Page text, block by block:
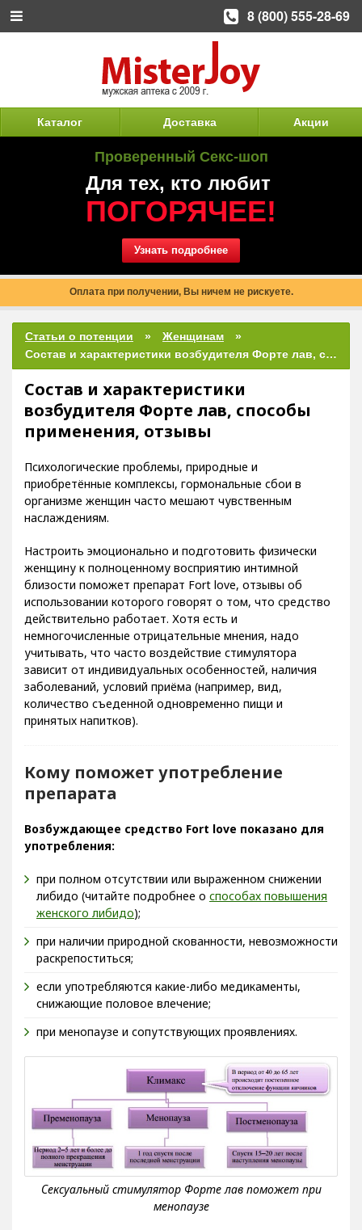
Каталог Доставка Акции
Проверенный Секс-шоп
Для тех, кто любит
ПОГОРЯЧЕЕ!
Узнать подробнее
Оплата при получении, Вы ничем не рискуете.
Статьи о потенции
Женщинам
Состав и характеристики возбудителя Форте лав, способы применения, отзывы
Состав и характеристики
возбудителя Форте лав, способы
применения, отзывы
Психологические проблемы, природные и
приобретённые комплексы, гормональные сбои в
организме женщин часто мешают чувственным
наслаждениям.
Настроить эмоционально и подготовить физически
женщину к полноценному восприятию интимной
близости поможет препарат Fort love, отзывы об
использовании которого говорят о том, что средство
действительно работает. Хотя есть и
немногочисленные отрицательные мнения, надо
учитывать, что часто воздействие стимулятора
зависит от индивидуальных особенностей, наличия
заболеваний, условий приёма (например, вид,
количество съеденной одновременно пищи и
принятых напитков).
Кому поможет употребление
препарата
Возбуждающее средство Fort love показано для
употребления:
при полном отсутствии или выраженном снижении
либидо (читайте подробнее о способах повышения
женского либидо);
при наличии природной скованности, невозможности
раскрепоститься;
если употребляются какие-либо медикаменты,
снижающие половое влечение;
при менопаузе и сопутствующих проявлениях.
8 (800) 555-28-69